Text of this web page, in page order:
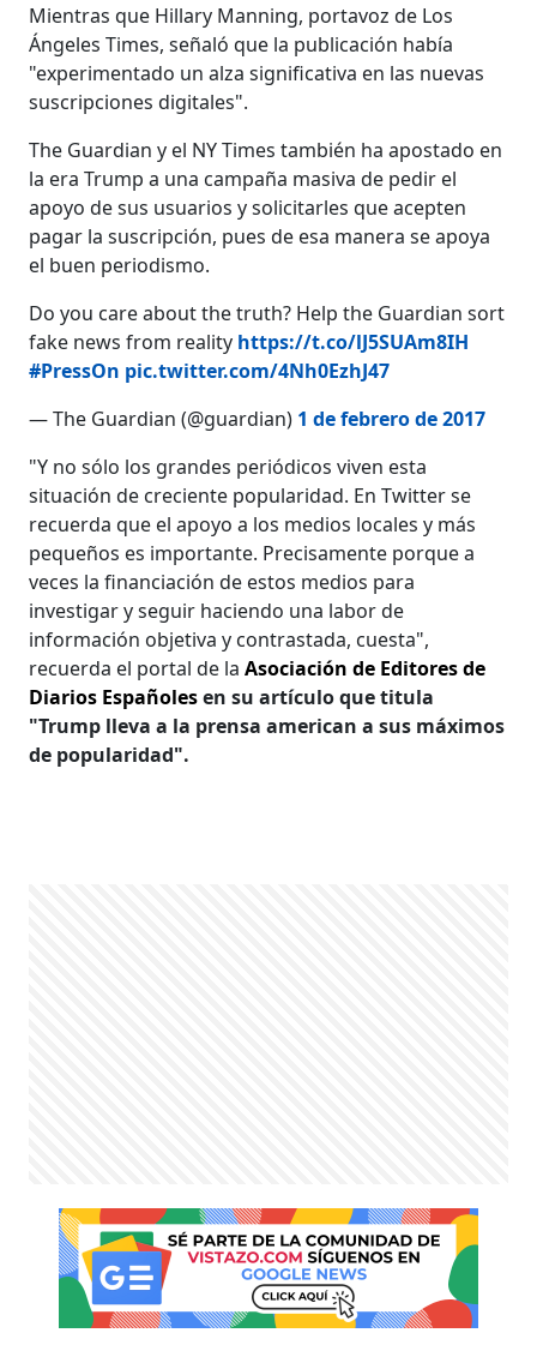
Mientras que Hillary Manning, portavoz de Los
Ángeles Times, señaló que la publicación había
"experimentado un alza significativa en las nuevas
suscripciones digitales".
The Guardian y el NY Times también ha apostado en
la era Trump a una campaña masiva de pedir el
apoyo de sus usuarios y solicitarles que acepten
pagar la suscripción, pues de esa manera se apoya
el buen periodismo.
Do you care about the truth? Help the Guardian sort
fake news from reality https://t.co/lJ5SUAm8IH
#PressOn pic.twitter.com/4Nh0EzhJ47
— The Guardian (@guardian) 1 de febrero de 2017
"Y no sólo los grandes periódicos viven esta
situación de creciente popularidad. En Twitter se
recuerda que el apoyo a los medios locales y más
pequeños es importante. Precisamente porque a
veces la financiación de estos medios para
investigar y seguir haciendo una labor de
información objetiva y contrastada, cuesta",
recuerda el portal de laAsociación de Editores de
Diarios Españolesen su artículo que titula
"Trump lleva a la prensa american a sus máximos
de popularidad".